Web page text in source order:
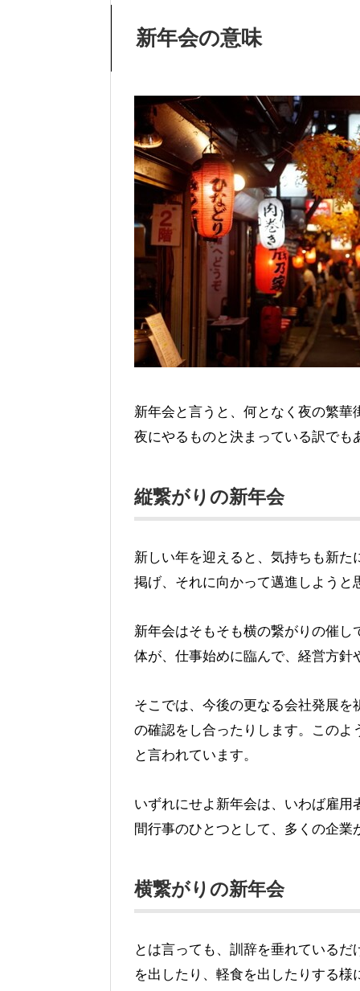
新年会の意味
新年会と言うと、何となく夜の繁
夜にやるものと決まっている訳で
縦繋がりの新年会
新しい年を迎えると、気持ちも新
掲げ、それに向かって邁進しようと
新年会はそもそも横の繋がりの催
体が、仕事始めに臨んで、経営方
そこでは、今後の更なる会社発展
の確認をし合ったりします。この
と言われています。
いずれにせよ新年会は、いわば雇
間行事のひとつとして、多くの企
横繋がりの新年会
とは言っても、訓辞を垂れている
を出したり、軽食を出したりする